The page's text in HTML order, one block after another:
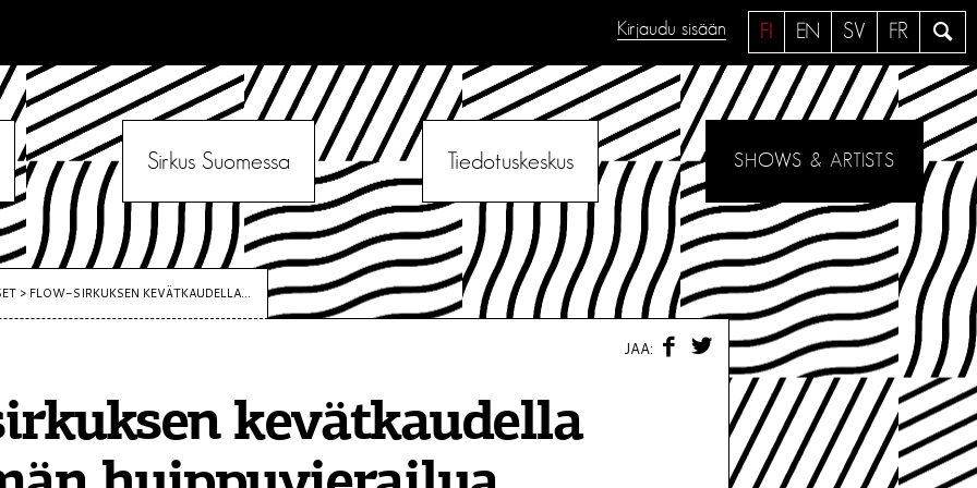
a
e
FI EN SV FR
Kirjaudu sisään
Sirkus Suomessa Tiedotuskeskus SHOWS & ARTISTS
> FLOW-SIRKUKSEN KEVÄTKAUDELLA...
kevätkaudella
JAA:
F
W